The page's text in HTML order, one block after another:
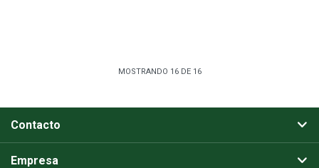
MOSTRANDO 16DE 16
Contacto
Empresa